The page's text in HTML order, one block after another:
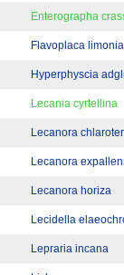
Enterographa
Flavoplaca limonia
Hyperphyscia
Lecania cyrtellina
Lecanora
Lecanora
Lecanora horiza
Lecidella
Lepraria incana